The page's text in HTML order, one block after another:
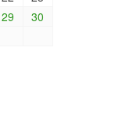
29
30